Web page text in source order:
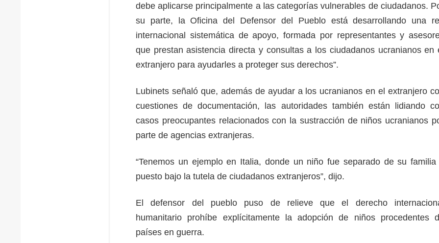
debe aplicarse principalmente a las categorías vulnerables de ciudadanos.
su parte, la Oficina del Defensor del Pueblo está desarrollando una
internacional sistemática de apoyo, formada por representantes y
que prestan asistencia directa y consultas a los ciudadanos ucranianos en
extranjero para ayudarles a proteger sus derechos”.
Lubinets señaló que, además de ayudar a los ucranianos en el extranjero
cuestiones de documentación, las autoridades también están lidiando
casos preocupantes relacionados con la sustracción de niños ucranianos
parte de agencias extranjeras.
“Tenemos un ejemplo en Italia, donde un niño fue separado de su familia
puesto bajo la tutela de ciudadanos extranjeros”, dijo.
El defensor del pueblo puso de relieve que el derecho
humanitario prohíbe explícitamente la adopción de niños procedentes
países en guerra.